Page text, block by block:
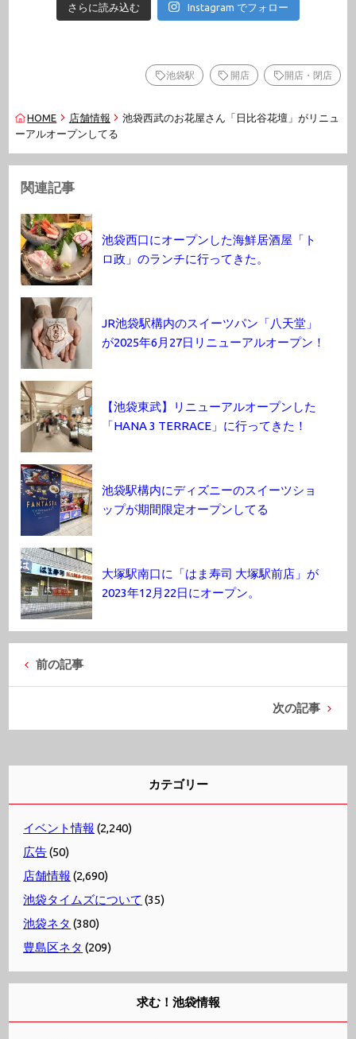
さらに読み込む Instagram でフォロー
池袋駅 開店 開店・閉店
HOME 店舗情報
池袋西武のお花屋さん「日比谷花壇」がリニュ
ーアルオープンしてる
関連記事
池袋西口にオープンした海鮮居酒屋「ト
ロ政」のランチに行ってきた。
JR池袋駅構内のスイーツパン「八天堂」
が2025年6月27日リニューアルオープン！
【池袋東武】リニューアルオープンした
「HANA 3 TERRACE」に行ってきた！
池袋駅構内にディズニーのスイーツショ
ップが期間限定オープンしてる
大塚駅南口に「はま寿司 大塚駅前店」が
2023年12月22日にオープン。
前の記事
次の記事
カテゴリー
イベント情報 (2,240)
広告(50)
店舗情報 (2,690)
池袋タイムズについて (35)
池袋ネタ (380)
豊島区ネタ (209)
求む！池袋情報